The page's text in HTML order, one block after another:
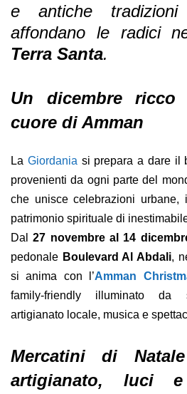
e antiche
affondano le radici
Terra Santa.
Un dicembre
cuore di Amman
La Giordania si prepara a dare il
provenienti da ogni parte del
che unisce celebrazioni urbane,
patrimonio spirituale di
Dal27 novembre al 14
pedonale Boulevard Al Abdali,
si anima con l’Amman
family-friendly illuminato da
artigianato locale, musica e
Mercatini di
artigianato, luci